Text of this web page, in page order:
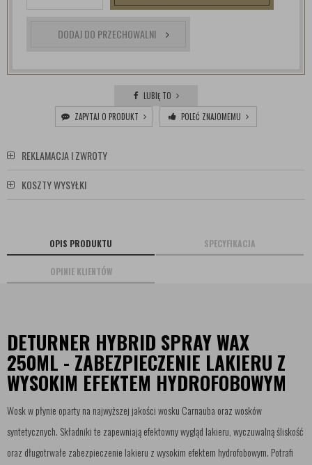
DODAJ DO PRZECHOWALNI
LUBIĘ TO
ZAPYTAJ O PRODUKT
POLEĆ ZNAJOMEMU
REKLAMACJA I ZWROTY
KOSZTY WYSYŁKI
OPIS PRODUKTU SPECYFIKACJA
OPINIE KLIENTÓW
DETURNER HYBRID SPRAY WAX
250ML - ZABEZPIECZENIE LAKIERU Z
WYSOKIM EFEKTEM HYDROFOBOWYM
Wosk w płynie oparty na najwyższej jakości wosku Carnauba oraz wosków
syntetycznych. Składniki te zapewniają efektowny wygląd lakieru, wyczuwalną śliskość
oraz długotrwałe zabezpieczenie lakieru z wysokim efektem hydrofobowym. Potrafi